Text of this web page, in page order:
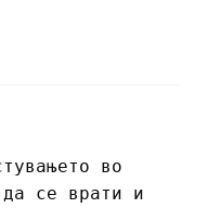
во
да се врати и